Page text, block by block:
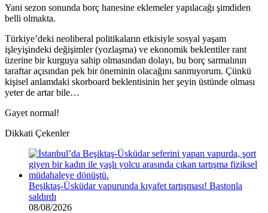
Yani sezon sonunda borç hanesine eklemeler yapılacağı şimdiden
belli olmakta.
Türkiye’deki neoliberal politikaların etkisiyle sosyal yaşam
işleyişindeki değişimler (yozlaşma) ve ekonomik beklentiler rant
üzerine bir kurguya sahip olmasından dolayı, bu borç sarmalının
taraftar açısından pek bir öneminin olacağını sanmıyorum. Çünkü
kişisel anlamdaki skorboard beklentisinin her şeyin üstünde olması
yeter de artar bile…
Gayet normal!
Dikkati Çekenler
Beşiktaş-Üsküdar vapurunda kıyafet tartışması! Bastonla
saldırdı
08/08/2026